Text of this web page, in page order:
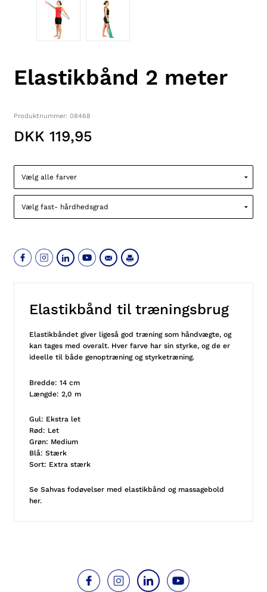
Elastikbånd 2 meter
Produktnummer: 08468
DKK 119,95
Elastikbånd til træningsbrug
Elastikbåndet giver ligeså god træning som håndvægte, og
kan tages med overalt. Hver farve har sin styrke, og de er
ideelle til både genoptræning og styrketræning.
Bredde: 14 cm
Længde: 2,0 m
Gul: Ekstra let
Rød: Let
Grøn: Medium
Blå: Stærk
Sort: Extra stærk
Se Sahvasfodøvelser med elastikbånd og massagebold
her.